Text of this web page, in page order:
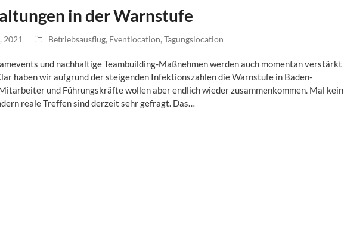
in der Warnstufe
2021 Betriebsausflug, Eventlocation,Tagungslocation
und nachhaltige Teambuilding-Maßnehmen werden auch momentan verstärkt
haben wir aufgrund der steigenden Infektionszahlen die Warnstufe in Baden-
und Führungskräfte wollen aber endlich wieder zusammenkommen. Mal kein
reale Treffen sind derzeit sehr gefragt. Das…